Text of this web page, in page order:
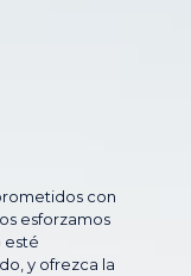
con
esforzamos
esté
y ofrezca la